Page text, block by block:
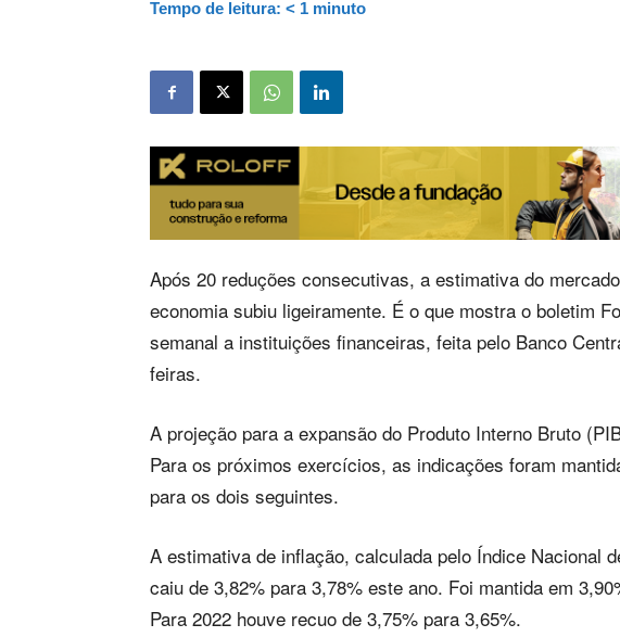
Tempo de leitura: < 1 minuto
Após 20 reduções consecutivas, a estimativa do
economia subiu ligeiramente. É o que mostra o boletim
semanal a instituições financeiras, feita pelo Banco
feiras.
A projeção para a expansão do Produto Interno Bruto
Para os próximos exercícios, as indicações foram
para os dois seguintes.
A estimativa de inflação, calculada pelo Índice Nacional
caiu de 3,82% para 3,78% este ano. Foi mantida em
Para 2022 houve recuo de 3,75% para 3,65%.